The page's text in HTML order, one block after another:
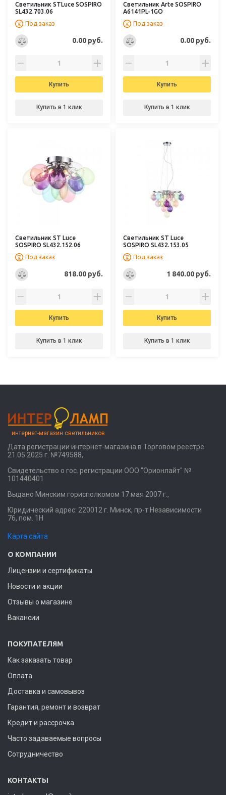
Светильник STLuce SOSPIRO
SL432.703.06
Под заказ
0.00 руб.
Купить
Купить в 1 клик
Светильник Arte SOSPIRO
A6141PL-1GO
Под заказ
0.00 руб.
Купить
Купить в 1 клик
Светильник ST Luce
SOSPIRO SL432.152.06
Под заказ
818.00 руб.
Купить
Купить в 1 клик
Светильник ST Luce
SOSPIRO SL432.153.05
Под заказ
1 840.00 руб.
Купить
Купить в 1 клик
интернет-магазин светильников
Дата регистрации интернет-магазина в Торговом реестре
21.05.2025 г. №749588,
Свидетельство о гос. регистрации ООО "Орионлайт" №
101440401
Выдано Минским горисполкомом 17 мая 2007 г.,
Юридический адрес: 220012 г. Минск, пр-т Независимости
76, пом. 1Н
Карта сайта
О КОМПАНИИ
Лицензии и сертификаты
Новости и акции
Отзывы о магазине
Вакансии
ПОКУПАТЕЛЯМ
Как заказать товар
Оплата
Доставка и самовывоз
Гарантия, ремонт и возврат
Кредит и рассрочка
Часто задаваемые вопросы
Сотрудничество
КОНТАКТЫ